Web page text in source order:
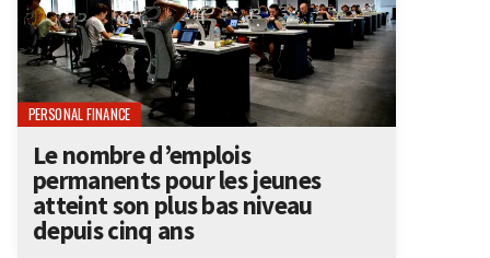
PERSONAL FINANCE
Le nombre d’emplois
permanents pour les jeunes
atteint son plus bas niveau
depuis cinq ans